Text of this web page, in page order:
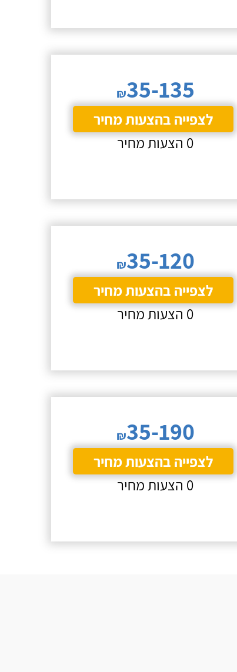
₪35-135
לצפייה בהצעות מחיר
0 הצעות מחיר
₪35-120
לצפייה בהצעות מחיר
0 הצעות מחיר
₪35-190
לצפייה בהצעות מחיר
0 הצעות מחיר